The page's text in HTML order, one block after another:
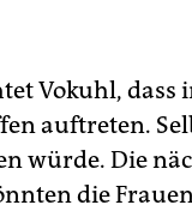
Vokuhl,
auftreten.
würde. Die
die